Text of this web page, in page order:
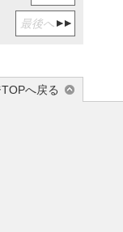
最後へ
へ戻る